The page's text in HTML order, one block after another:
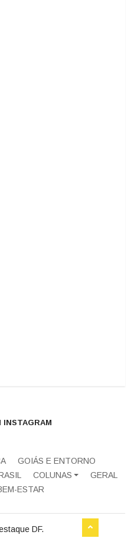
INSTAGRAM
GOIÁS E ENTORNO
COLUNAS
GERAL
ESTAR
DF.